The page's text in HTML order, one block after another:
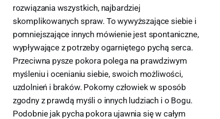
rozwiązania wszystkich, najbardziej
skomplikowanych spraw. To wywyższające siebie i
pomniejszające innych mówienie jest spontaniczne,
wypływające z potrzeby ogarniętego pychą serca.
Przeciwna pysze pokora polega na prawdziwym
myśleniu i ocenianiu siebie, swoich możliwości,
uzdolnień i braków. Pokorny człowiek w sposób
zgodny z prawdą myśli o innych ludziach i o Bogu.
Podobnie jak pycha pokora ujawnia się w całym